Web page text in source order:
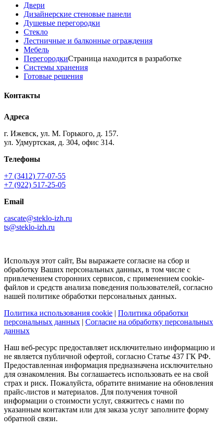
Двери
Дизайнерские стеновые панели
Душевые перегородки
Стекло
Лестничные и балконные ограждения
Мебель
ПерегородкиСтраница находится в разработке
Системы хранения
Готовые решения
Контакты
Адреса
г. Ижевск, ул. М. Горького, д. 157.
ул. Удмуртская, д. 304, офис 314.
Телефоны
+7 (3412) 77-07-55
+7 (922) 517-25-05
Email
cascate@steklo-izh.ru
ts@steklo-izh.ru
Используя этот сайт, Вы выражаете согласие на сбор и
обработку Ваших персональных данных, в том числе с
привлечением сторонних сервисов, с применением cookie-
файлов и средств анализа поведения пользователей, согласно
нашей политике обработки персональных данных.
Политика использования cookie | Политика обработки
персональных данных | Согласие на обработку персональных
данных
Наш веб-ресурс предоставляет исключительно информацию и
не является публичной офертой, согласно Статье 437 ГК РФ.
Предоставленная информация предназначена исключительно
для ознакомления. Вы соглашаетесь использовать ее на свой
страх и риск. Пожалуйста, обратите внимание на обновления
прайс-листов и материалов. Для получения точной
информации о стоимости услуг, свяжитесь с нами по
указанным контактам или для заказа услуг заполните форму
обратной связи.